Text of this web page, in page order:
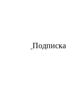
Подписка